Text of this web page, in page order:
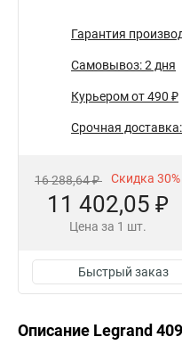
Гарантия
Самовывоз: 2 дня
Курьером от 490 ₽
Срочная доставка:
16 288,64 ₽ Скидка 30%
11 402,05 ₽
Цена за 1 шт.
Быстрый заказ
Описание Legrand